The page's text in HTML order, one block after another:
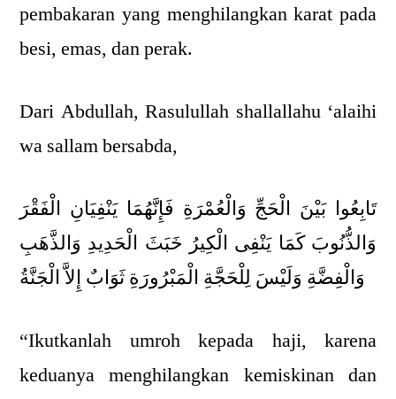
pembakaran yang menghilangkan karat pada
besi, emas, dan perak.
Dari Abdullah, Rasulullah shallallahu ‘alaihi
wa sallam bersabda,
تَابِعُوا بَيْنَ الْحَجِّ وَالْعُمْرَةِ فَإِنَّهُمَا يَنْفِيَانِ الْفَقْرَ
وَالذُّنُوبَ كَمَا يَنْفِى الْكِيرُ خَبَثَ الْحَدِيدِ وَالذَّهَبِ
وَالْفِضَّةِ وَلَيْسَ لِلْحَجَّةِ الْمَبْرُورَةِ ثَوَابٌ إِلاَّ الْجَنَّةُ
“Ikutkanlah umroh kepada haji, karena
keduanya menghilangkan kemiskinan dan